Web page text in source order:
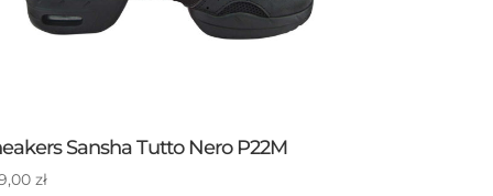
Sansha Tutto Nero P22M
zł